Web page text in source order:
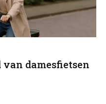
damesfietsen